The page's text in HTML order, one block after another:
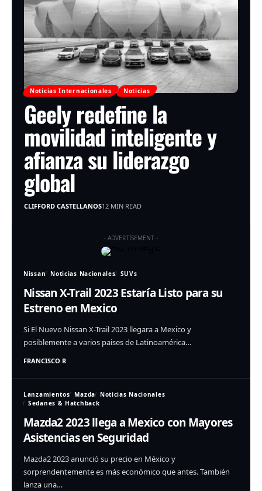
Noticias Internacionales Noticias
Geely redefine la
movilidad inteligente y
afianza su liderazgo
global
CLIFFORD CASTELLANOS12 MIN READ
- ADVERTISEMENT -
Nissan Noticias Nacionales SUVs
Nissan X-Trail 2023 Estaría Listo para su
Estreno en Mexico
Si El Nuevo Nissan X-Trail 2023 llegara a Mexico y
posiblemente a varios paises de Latinoamérica…
FRANCISCO R
Lanzamientos Mazda
Noticias Nacionales
Sedanes & Hatchback
Mazda2 2023 llega a Mexico con Mayores
Asistencias en Seguridad
Mazda2 2023 anunció su precio en México y
sorprendentemente es más económico que antes. También
lanza una…